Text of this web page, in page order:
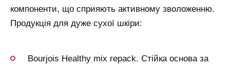
компоненти, що сприяють активному зволоженню.
Продукція для дуже сухої шкіри:
Bourjois Healthy mix repack. Стійка основа за